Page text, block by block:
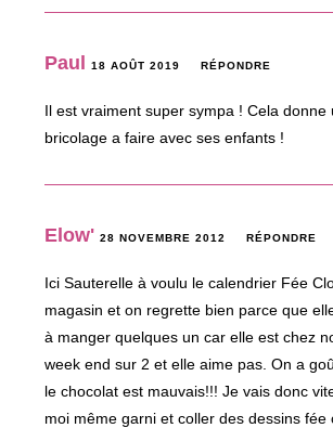
Paul 18 AOÛT 2019 RÉPONDRE
Il est vraiment super sympa ! Cela donne
bricolage a faire avec ses enfants !
Elow' 28 NOVEMBRE 2012 RÉPONDRE
Ici Sauterelle à voulu le calendrier Fée
magasin et on regrette bien parce que
à manger quelques un car elle est chez
week end sur 2 et elle aime pas. On a
le chocolat est mauvais!!! Je vais donc
moi même garni et coller des dessins fée